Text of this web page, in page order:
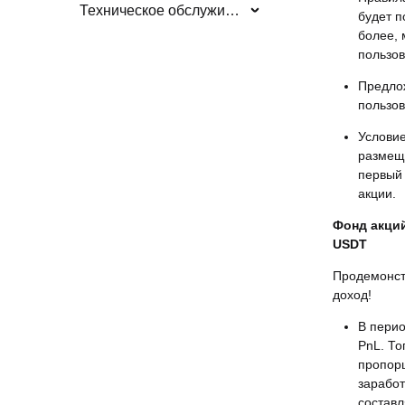
Техническое обслуживание/обновления системы
будет
более,
первый
акции.
Фонд
USDT
доход!
В
PnL.